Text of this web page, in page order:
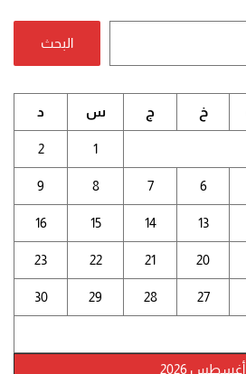
البحث
أغسطس 2026
خ ج س د
1
2
6
7
8
9
13
14
15
16
20
21
22
23
27
28
29
30